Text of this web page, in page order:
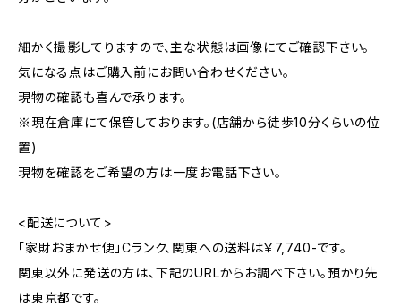
細かく撮影してりますので、主な状態は画像にてご確認下さい。
気になる点はご購入前にお問い合わせください。
現物の確認も喜んで承ります。
※現在倉庫にて保管しております。(店舗から徒歩10分くらいの位
置)
現物を確認をご希望の方は一度お電話下さい。
<配送について>
「家財おまかせ便」Cランク、関東への送料は￥7,740-です。
関東以外に発送の方は、下記のURLからお調べ下さい。預かり先
は東京都です。